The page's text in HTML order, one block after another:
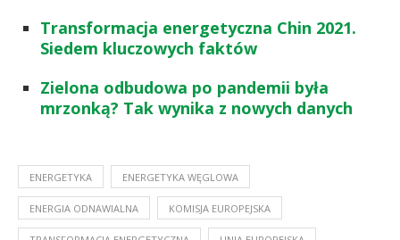
Transformacja energetyczna Chin 2021.
Siedem kluczowych faktów
Zielona odbudowa po pandemii była
mrzonką? Tak wynika z nowych danych
ENERGETYKA ENERGETYKA WĘGLOWA
ENERGIA ODNAWIALNA KOMISJA EUROPEJSKA